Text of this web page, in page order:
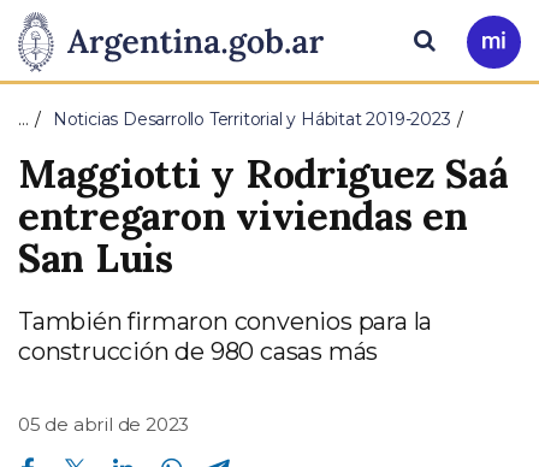
Presidencia
de
la
Nación
Pasar al contenido principal
Ir
a
Buscar
… Noticias Desarrollo Territorial y Hábitat 2019-2023
Maggiotti y Rodriguez Saá
entregaron viviendas en
San Luis
También firmaron convenios para la
construcción de 980 casas más
05 de abril de 2023
Compartir en Facebook Compartir en Twitter Compartir en Linkedin Compartir en Whatsapp